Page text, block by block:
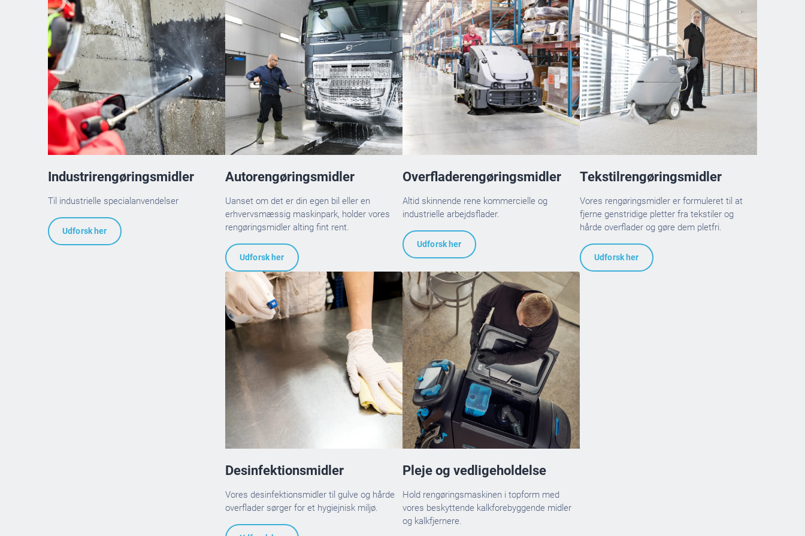
Industrirengøringsmidler
Til industrielle specialanvendelser
Udforsk her
Autorengøringsmidler
Uanset om det er din egen bil eller en
erhvervsmæssig maskinpark, holder vores
rengøringsmidler alting fint rent.
Udforsk her
Overfladerengøringsmidler
Altid skinnende rene kommercielle og
industrielle arbejdsflader.
Udforsk her
Tekstilrengøringsmidler
Vores rengøringsmidler er formuleret til at
fjerne genstridige pletter fra tekstiler og
hårde overflader og gøre dem pletfri.
Udforsk her
Desinfektionsmidler
Vores desinfektionsmidler til gulve og hårde
overflader sørger for et hygiejnisk miljø.
Pleje og vedligeholdelse
Hold rengøringsmaskinen i topform med
vores beskyttende kalkforebyggende midler
og kalkfjernere.